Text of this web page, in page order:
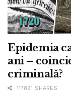
Epidemia
ani –
criminală?
117891 SHARES